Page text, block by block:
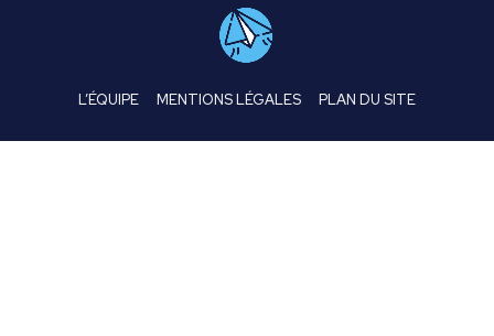
L’ÉQUIPE MENTIONS LÉGALES PLAN DU SITE